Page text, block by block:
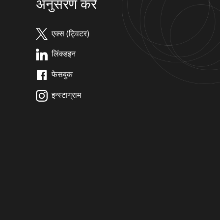
एक्स (ट्विटर)
लिंक्डइन
फेसबुक
इन्स्टाग्राम